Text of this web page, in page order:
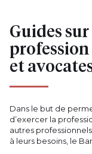
Guides sur
profession
et
Dans le but de
d’exercer la
autres
à leurs besoins, le